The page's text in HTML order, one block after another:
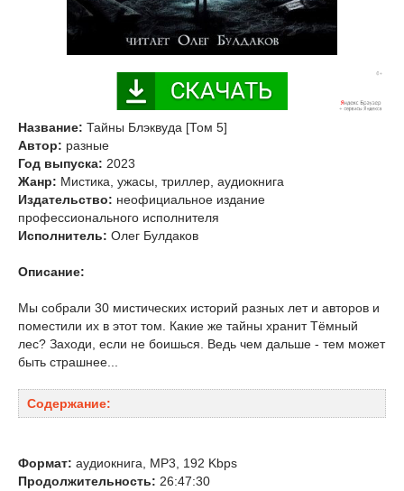
Название: Тайны Блэквуда [Том 5]
Автор: разные
Год выпуска: 2023
Жанр: Мистика, ужасы, триллер, аудиокнига
Издательство: неофициальное издание
профессионального исполнителя
Исполнитель: Олег Булдаков
Описание:
Мы собрали 30 мистических историй разных лет и авторов и
поместили их в этот том. Какие же тайны хранит Тёмный
лес? Заходи, если не боишься. Ведь чем дальше - тем может
быть страшнее...
Содержание:
Формат: аудиокнига, MP3, 192 Kbps
Продолжительность: 26:47:30